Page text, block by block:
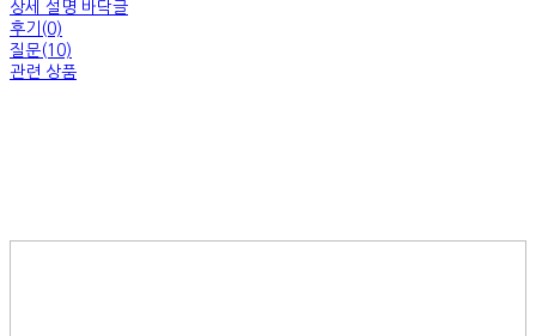
상세 설명 바닥글
후기(0)
질문(10)
관련 상품